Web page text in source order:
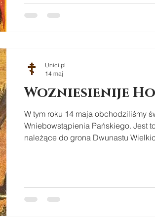
Wozniesienije
W tym roku 14 maja obchodziliśmy
Wniebowstąpienia Pańskiego. Jest
należące do grona Dwunastu
Unici.pl
14 maj